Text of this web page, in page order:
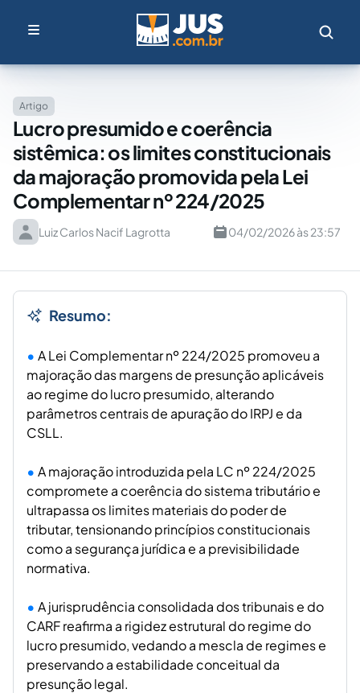
Artigo
Lucro presumido e coerência
sistêmica: os limites constitucionais
da majoração promovida pela Lei
Complementar nº 224/2025
Luiz Carlos Nacif Lagrotta 04/02/2026 às 23:57
Resumo:
A Lei Complementar nº 224/2025 promoveu a
majoração das margens de presunção aplicáveis
ao regime do lucro presumido, alterando
parâmetros centrais de apuração do IRPJ e da
CSLL.
A majoração introduzida pela LC nº 224/2025
compromete a coerência do sistema tributário e
ultrapassa os limites materiais do poder de
tributar, tensionando princípios constitucionais
como a segurança jurídica e a previsibilidade
normativa.
A jurisprudência consolidada dos tribunais e do
CARF reafirma a rigidez estrutural do regime do
lucro presumido, vedando a mescla de regimes e
preservando a estabilidade conceitual da
presunção legal.